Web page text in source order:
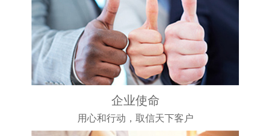
企业使命
用心和行动，取信天下客户